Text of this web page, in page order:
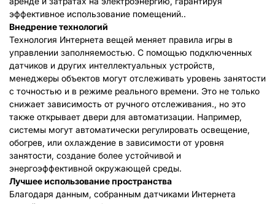
эффективное использование помещений..
Внедрение технологий
Технология Интернета вещей меняет правила игры в
управлении заполняемостью. С помощью подключенных
датчиков и других интеллектуальных устройств,
менеджеры объектов могут отслеживать уровень занятости
с точностью и в режиме реального времени. Это не только
снижает зависимость от ручного отслеживания., но это
также открывает двери для автоматизации. Например,
системы могут автоматически регулировать освещение,
обогрев, или охлаждение в зависимости от уровня
занятости, создание более устойчивой и
энергоэффективной окружающей среды.
Лучшее использование пространства
Благодаря данным, собранным датчиками Интернета